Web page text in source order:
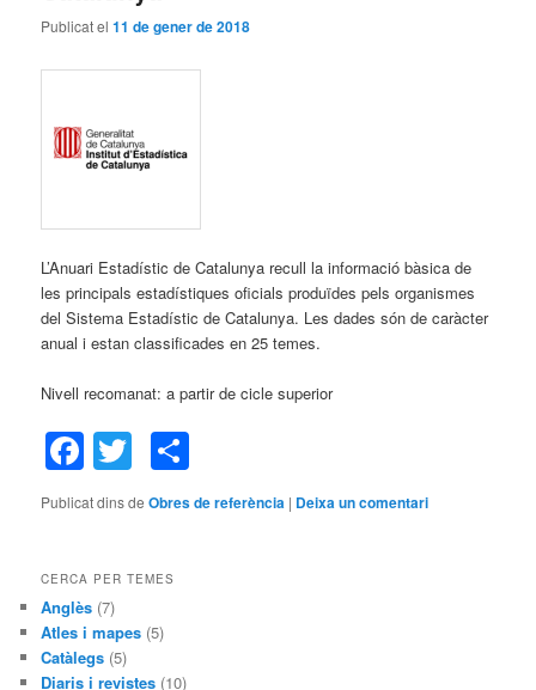
Publicat el11 de gener de 2018
L’Anuari Estadístic de Catalunya recull la informació bàsica de
les principals estadístiques oficials produïdes pels organismes
del Sistema Estadístic de Catalunya. Les dades són de caràcter
anual i estan classificades en 25 temes.
Nivell recomanat: a partir de cicle superior
Facebook
Twitter
Publicat dins de Obres de referència | Deixa un comentari
CERCA PER TEMES
Anglès (7)
Atles i mapes (5)
Catàlegs (5)
Diaris i revistes (10)